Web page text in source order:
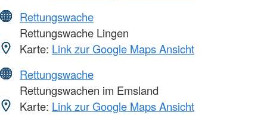
Rettungswache
Rettungswache Lingen
Karte: Link zur Google Maps Ansicht
Rettungswache
Rettungswachen im Emsland
Karte: Link zur Google Maps Ansicht